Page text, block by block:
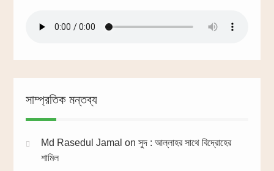
সাম্প্রতিক মন্তব্য
Md Rasedul Jamal on সুদ : আল্লাহর সাথে বিদ্রোহের
শামিল